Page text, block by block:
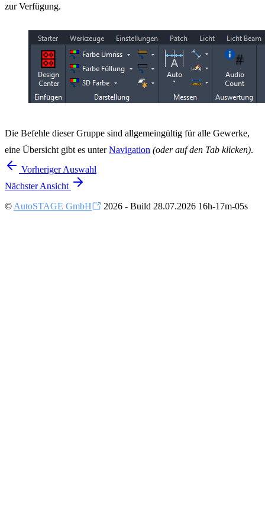
zur Verfügung.
Die Befehle dieser Gruppe sind allgemeingültig für alle Gewerke,
eine Übersicht gibt es unterNavigation (oder auf den Tab klicken).
Vorheriger Auswahl
Nächster Ansicht
© AutoSTAGE GmbH 2026 - Build 28.07.2026 16h-17m-05s